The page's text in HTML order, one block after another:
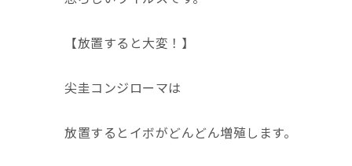
【放置すると大変！】
尖圭コンジローマは
放置するとイボがどんどん増殖します。